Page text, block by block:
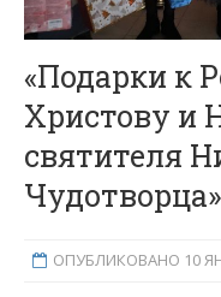
«Подарки к
Христову и
святителя
Чудотворца»
ОПУБЛИКОВАНО 10